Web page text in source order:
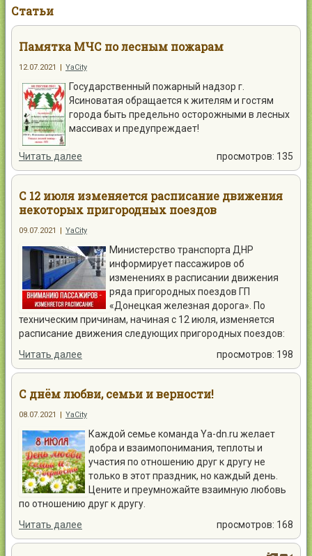
Контакты
Статьи
Памятка МЧС по лесным пожарам
12.07.2021 | YaCity
Государственный пожарный надзор г.
Ясиноватая обращается к жителям и гостям
города быть предельно осторожными в лесных
массивах и предупреждает!
Читать далее просмотров: 135
С 12 июля изменяется расписание движения
некоторых пригородных поездов
09.07.2021 | YaCity
Министерство транспорта ДНР
информирует пассажиров об
изменениях в расписании движения
ряда пригородных поездов ГП
«Донецкая железная дорога». По
техническим причинам, начиная с 12 июля, изменяется
расписание движения следующих пригородных поездов:
Читать далее
просмотров: 198
С днём любви, семьи и верности!
08.07.2021 | YaCity
Каждой семье команда Ya-dn.ru желает
добра и взаимопонимания, теплоты и
участия по отношению друг к другу не
только в этот праздник, но каждый день.
Цените и преумножайте взаимную любовь
по отношению друг к другу.
Читать далее
просмотров: 168